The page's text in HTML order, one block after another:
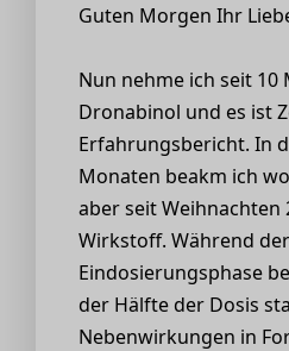
Guten Morgen Ihr
Nun nehme ich seit 10
Dronabinol und es ist
Erfahrungsbericht. In
Monaten beakm ich
aber seit Weihnachten
Wirkstoff. Während der
Eindosierungsphase
der Hälfte der Dosis
Nebenwirkungen in